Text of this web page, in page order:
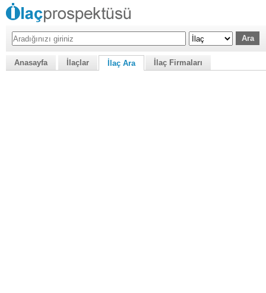
Anasayfa İlaçlar İlaç Ara İlaç Firmaları